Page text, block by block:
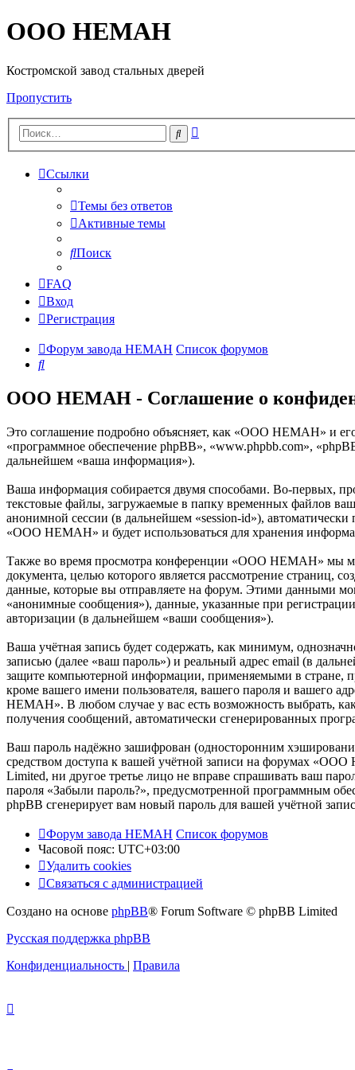
OOO HEMAH
Костромской завод стальных дверей
Пропустить
Поиск
Ссылки
Темы без ответов
Активные темы
Поиск
FAQ
Вход
Регистрация
Форум завода НЕМАН Список форумов
Поиск
OOO HEMAH - Соглашение о
Это соглашение подробно объясняет, как «OOO HEMAH» и
«программное обеспечение phpBB», «www.phpbb.com»,
дальнейшем «ваша информация»).
Ваша информация собирается двумя способами. Во-первых,
текстовые файлы, загружаемые в папку временных файлов
анонимной сессии (в дальнейшем «session-id»),
«OOO HEMAH» и будет использоваться для хранения
Также во время просмотра конференции «OOO HEMAH» мы
документа, целью которого является рассмотрение
данные, которые вы отправляете на форум. Этими данными
«анонимные сообщения»), данные, указанные при
авторизации (в дальнейшем «ваши сообщения»).
Ваша учётная запись будет содержать, как минимум,
записью (далее «ваш пароль») и реальный адрес email (в
защите компьютерной информации, применяемыми в стране,
кроме вашего имени пользователя, вашего пароля и вашего
HEMAH». В любом случае у вас есть возможность выбрать,
получения сообщений, автоматически сгенерированных
Ваш пароль надёжно зашифрован (односторонним
средством доступа к вашей учётной записи на форумах
Limited, ни другое третье лицо не вправе спрашивать ваш
пароля «Забыли пароль?», предусмотренной программным
phpBB сгенерирует вам новый пароль для вашей учётной
Форум завода НЕМАН Список форумов
Часовой пояс: UTC+03:00
Удалить cookies
Связаться с администрацией
Создано на основе phpBB® Forum Software © phpBB Limited
Русская поддержка phpBB
Конфиденциальность | Правила